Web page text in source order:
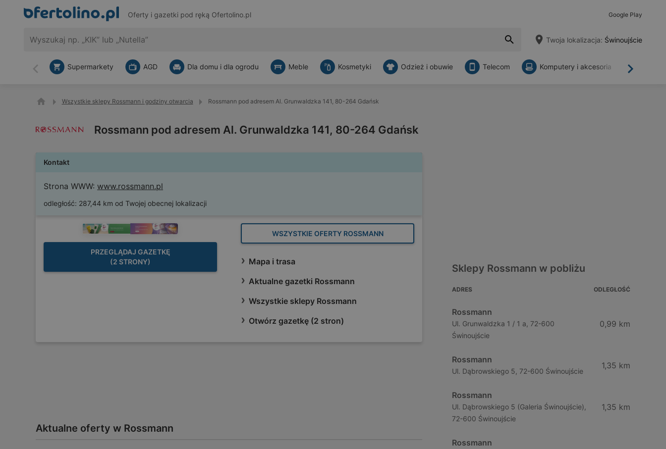
Oferty i gazetki pod ręką Ofertolino.pl Google Play
Twoja lokalizacja: Świnoujście
Wstecz Dalej
Supermarkety AGD Dla domu i dla ogrodu Meble Kosmetyki Odzież i obuwie Telecom Komputery i akcesoria
Wszystkie sklepy Rossmann i godziny otwarcia Rossmann pod adresem Al. Grunwaldzka 141, 80-264 Gdańsk
Rossmann pod adresem Al. Grunwaldzka 141, 80-264 Gdańsk
Kontakt
Strona WWW: www.rossmann.pl
odległość: 287,44 km od Twojej obecnej lokalizacji
PRZEGLĄDAJ GAZETKĘ
(2 STRONY)
WSZYSTKIE OFERTY ROSSMANN
Mapa i trasa
Aktualne gazetki Rossmann
Wszystkie sklepy Rossmann
Otwórz gazetkę (2 stron)
Aktualne oferty w Rossmann
Sklepy Rossmann w pobliżu
ADRES ODLEGŁOŚĆ
Rossmann
Ul. Grunwaldzka 1 / 1 a, 72-600
Świnoujście
0,99 km
Rossmann
Ul. Dąbrowskiego 5, 72-600 Świnoujście
1,35 km
Rossmann
Ul. Dąbrowskiego 5 (Galeria Świnoujście),
72-600 Świnoujście
1,35 km
Rossmann